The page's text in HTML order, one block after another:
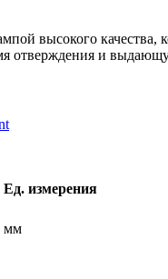
высокого
отверждения и
Ед. измерения
мм